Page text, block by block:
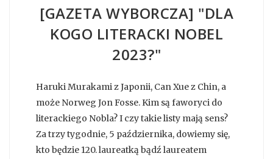
[GAZETA WYBORCZA] "DLA
KOGO LITERACKI NOBEL
2023?"
Haruki Murakami z Japonii, Can Xue z Chin, a
może Norweg Jon Fosse. Kim są faworyci do
literackiego Nobla? I czy takie listy mają sens?
Za trzy tygodnie, 5 października, dowiemy się,
kto będzie 120. laureatką bądź laureatem